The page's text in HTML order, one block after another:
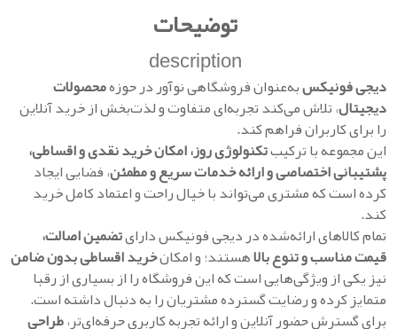
توضیحات
description
دیجی فونیکسبه‌عنوان فروشگاهی نوآور در حوزهمحصولات
دیجیتال، تلاش می‌کند تجربه‌ای متفاوت و لذت‌بخش از خرید آنلاین
را برای کاربران فراهم کند.
این مجموعه با ترکیبتکنولوژی روز، امکان خرید نقدی و اقساطی،
پشتیبانی اختصاصی و ارائه خدمات سریع و مطمئن، فضایی ایجاد
کرده است که مشتری می‌تواند با خیال راحت و اعتماد کامل خرید
کند.
تمام کالاهای ارائه‌شده در دیجی فونیکس دارایتضمین اصالت،
قیمت مناسب و تنوع بالاهستند؛ و امکانخرید اقساطی بدون ضامن
نیز یکی از ویژگی‌هایی است که این فروشگاه را از بسیاری از رقبا
متمایز کرده و رضایت گسترده مشتریان را به دنبال داشته است.
برای گسترش حضور آنلاین و ارائه تجربه کاربری حرفه‌ای‌تر،طراحی